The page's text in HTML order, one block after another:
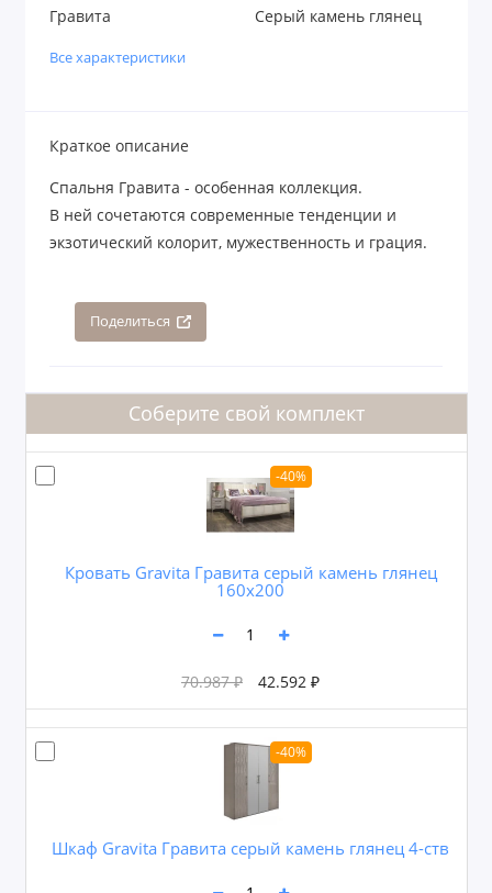
Гравита Серый камень глянец
Все характеристики
Краткое описание
Спальня Гравита - особенная коллекция.
В ней сочетаются современные тенденции и
экзотический колорит, мужественность и грация.
Поделиться
Соберите свой комплект
-40%
Кровать Gravita Гравита серый камень глянец
160х200
70.987 ₽ 42.592 ₽
-40%
Шкаф Gravita Гравита серый камень глянец 4-ств